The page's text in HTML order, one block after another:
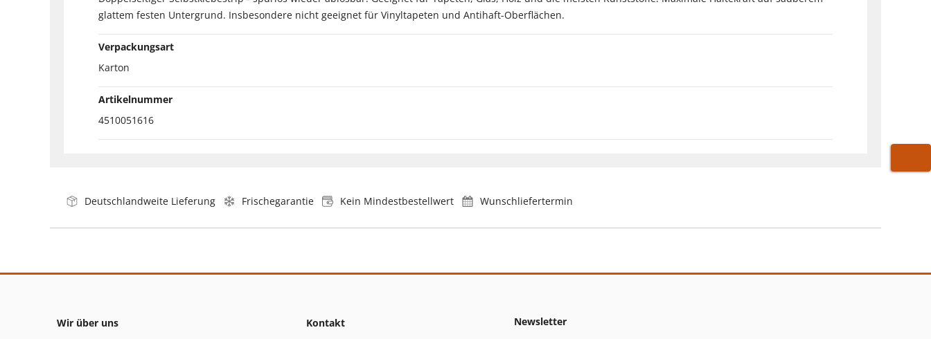
glattem festen Untergrund. Insbesondere nicht geeignet für Vinyltapeten und Antihaft-Oberflächen.
Verpackungsart
Karton
Artikelnummer
4510051616
Deutschlandweite Lieferung Frischegarantie Kein Mindestbestellwert Wunschliefertermin
Wir über uns Kontakt Newsletter